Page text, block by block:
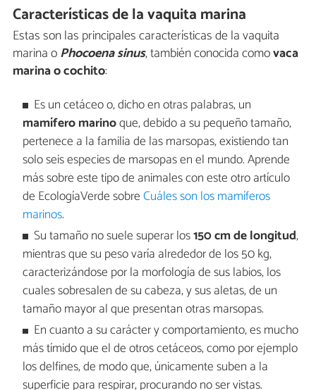
Características de la vaquita marina
Estas son las principales características de la vaquita
marina oPhocoena sinus, también conocida comovaca
marina o cochito:
Es un cetáceo o, dicho en otras palabras, un
mamífero marinoque, debido a su pequeño tamaño,
pertenece a la familia de las marsopas, existiendo tan
solo seis especies de marsopas en el mundo. Aprende
más sobre este tipo de animales con este otro artículo
de EcologíaVerde sobreCuáles son los mamíferos
marinos.
Su tamaño no suele superar los150 cm de longitud,
mientras que su peso varía alrededor de los 50 kg,
caracterizándose por la morfología de sus labios, los
cuales sobresalen de su cabeza, y sus aletas, de un
tamaño mayor al que presentan otras marsopas.
En cuanto a su carácter y comportamiento, es mucho
más tímido que el de otros cetáceos, como por ejemplo
los delfines, de modo que, únicamente suben a la
superficie para respirar, procurando no ser vistas.